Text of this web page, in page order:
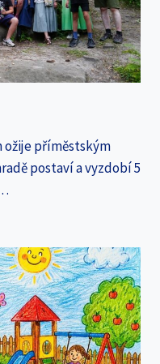
ožije příměstským
postaví a vyzdobí 5